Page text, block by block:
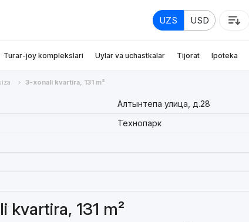
UZS USD
Turar-joy komplekslari Uylar va uchastkalar Tijorat Ipoteka
3-xonali kvartira, 131 m²
Алтынтепа улица, д.28
Технопарк
kvartira, 131 m²